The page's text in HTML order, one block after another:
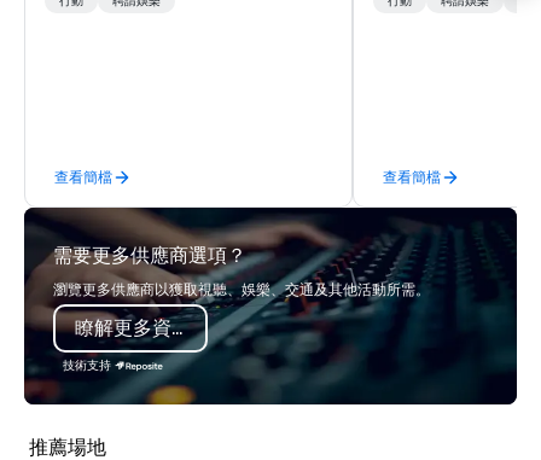
查看簡檔
offsites. Whether
think like a Silicon
explore the mindsets
world's fastest-
or walk away with a
innovation playbook,
Fully customizable by
查看簡檔
需要更多供應商選項？
瀏覽更多供應商以獲取視聽、娛樂、交通及其他活動所需。
瞭解更多資訊
技術支持
推薦場地